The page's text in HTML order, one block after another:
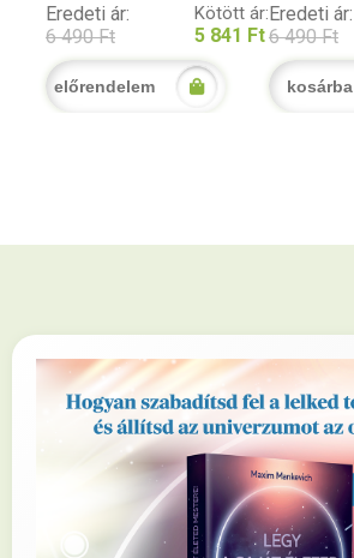
Eredeti ár:
6 490 Ft
Kötött ár:
5 841 Ft
előrendelem
Eredeti ár:
6 490 Ft
kosárba